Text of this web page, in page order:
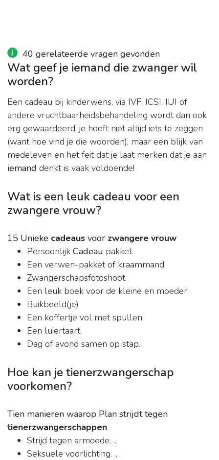
40 gerelateerde vragen gevonden
Wat geef je iemand die zwanger wil
worden?
Een cadeau bij kinderwens, via IVF, ICSI, IUI of
andere vruchtbaarheidsbehandeling wordt dan ook
erg gewaardeerd, je hoeft niet altijd iets te zeggen
(want hoe vind je die woorden), maar een blijk van
medeleven en het feit dat je laat merken dat je aan
iemand denkt is vaak voldoende!
Wat is een leuk cadeau voor een
zwangere vrouw?
15 Unieke cadeaus voor zwangere vrouw
Persoonlijk Cadeau pakket.
Een verwen-pakket of kraammand​
Zwangerschapsfotoshoot.
Een leuk boek voor de kleine en moeder.
Buikbeeld(je)
Een koffertje vol met spullen.
Een luiertaart.
Dag of avond samen op stap.
Hoe kan je tienerzwangerschap
voorkomen?
Tien manieren waarop Plan strijdt tegen
tienerzwangerschappen
Strijd tegen armoede. ...
Seksuele voorlichting. ...